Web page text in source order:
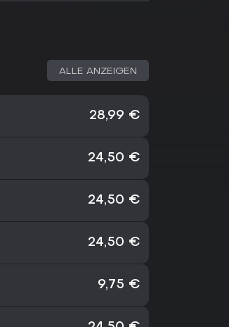
ALLE ANZEIGEN
28,99 €
24,50 €
24,50 €
24,50 €
9,75 €